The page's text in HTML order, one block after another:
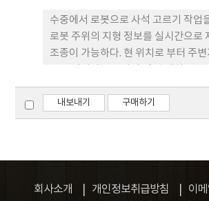
가 야기되고 있음을 발견할 수 있었다.
점 분석 결과에 기초하여, 관련 기관
제도화, 광역행정 방식의 활용(사무위
단체 간 조합, BPA 등) 등과 같은 기
개선방안을 제시하였다.
수중에서 로봇으로 사석 고르기 작업
로봇 주위의 지형 정보를 실시간으로
조종이 가능하다. 현 위치로 부터 주
같은 사고도 예방할 수 있다. 지금까
티 빔 소나에 의해 이뤄졌는데 이는 작
을 평가하는 용도만 사용되었지 원격
한다. 버킷이 지면을 누를 때 전달되는
촉여부를 판단하고, 실린더의 길이를
내보내기 구매하기
회사소개 개인정보취급방침
이